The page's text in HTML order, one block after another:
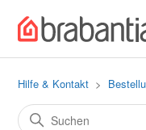
Hilfe & Kontakt